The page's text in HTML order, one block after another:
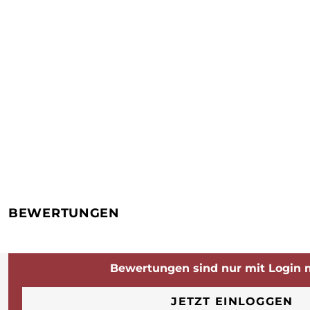
BEWERTUNGEN
Bewertungen sind nur mit Login
JETZT EINLOGGEN